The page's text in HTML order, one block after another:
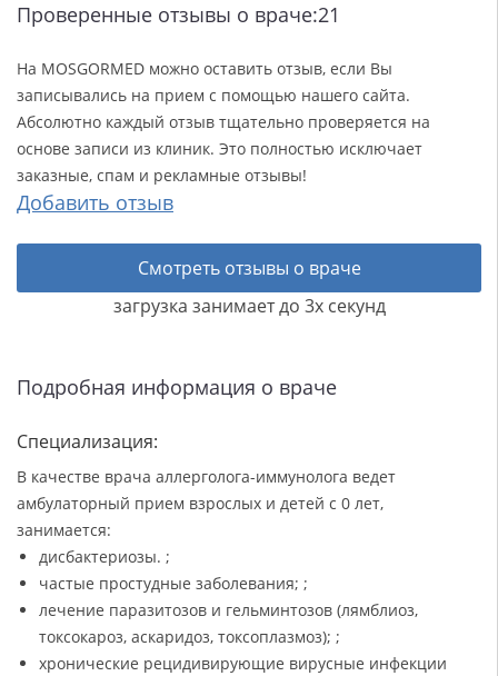
Проверенные отзывы о враче:21
На MOSGORMED можно оставить отзыв, если Вы
записывались на прием с помощью нашего сайта.
Абсолютно каждый отзыв тщательно проверяется на
основе записи из клиник. Это полностью исключает
заказные, спам и рекламные отзывы!
Добавить отзыв
Смотреть отзывы о враче
загрузка занимает до 3х секунд
Подробная информация о враче
Специализация:
В качестве врача аллерголога-иммунолога ведет
амбулаторный прием взрослых и детей с 0 лет,
занимается:
дисбактериозы. ;
частые простудные заболевания; ;
лечение паразитозов и гельминтозов (лямблиоз,
токсокароз, аскаридоз, токсоплазмоз); ;
хронические рецидивирующие вирусные инфекции